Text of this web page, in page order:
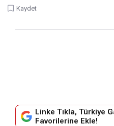
Kaydet
Linke Tıkla, Türkiye
Favorilerine Ekle!